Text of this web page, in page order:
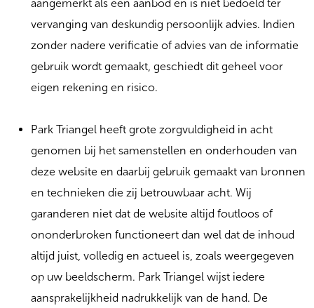
aangemerkt als een aanbod en is niet bedoeld ter
vervanging van deskundig persoonlijk advies. Indien
zonder nadere verificatie of advies van de informatie
gebruik wordt gemaakt, geschiedt dit geheel voor
eigen rekening en risico.
Park Triangel heeft grote zorgvuldigheid in acht
genomen bij het samenstellen en onderhouden van
deze website en daarbij gebruik gemaakt van bronnen
en technieken die zij betrouwbaar acht. Wij
garanderen niet dat de website altijd foutloos of
ononderbroken functioneert dan wel dat de inhoud
altijd juist, volledig en actueel is, zoals weergegeven
op uw beeldscherm. Park Triangel wijst iedere
aansprakelijkheid nadrukkelijk van de hand. De